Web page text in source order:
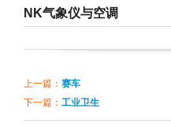
NK气象仪与空调
暖通空调系统的调试和验证可以确
标之一。NK5200自动计算CFM空
上一篇： 赛车
下一篇： 工业卫生